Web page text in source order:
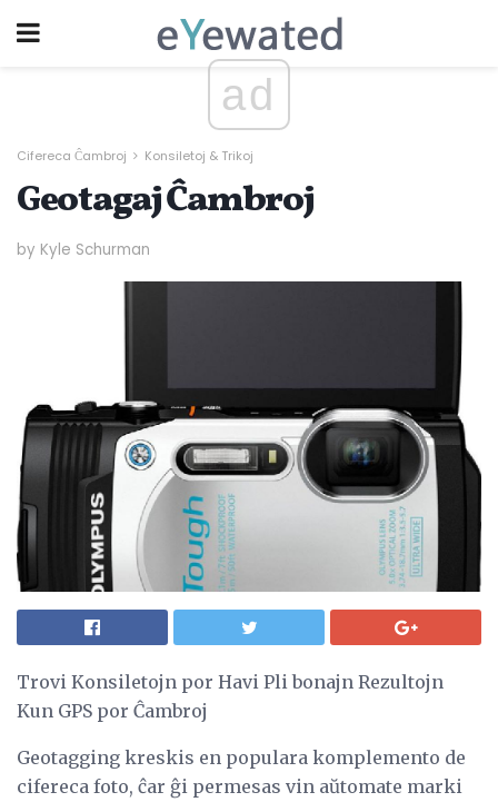
ad
Cifereca Ĉambroj Konsiletoj & Trikoj
Geotagaj Ĉambroj
by Kyle Schurman
Trovi Konsiletojn por Havi Pli bonajn Rezultojn
Kun GPS por Ĉambroj
Geotagging kreskis en populara komplemento de
cifereca foto, ĉar ĝi permesas vin aŭtomate marki